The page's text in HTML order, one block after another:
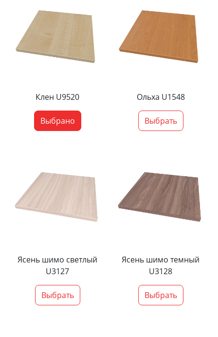
Клен U9520
Выбрано
Ольха U1548
Выбрать
Ясень шимо светлый
U3127
Выбрать
Ясень шимо темный
U3128
Выбрать